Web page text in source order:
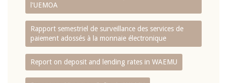
l'UEMOA
Rapport semestriel de surveillance des services de
paiement adossés à la monnaie électronique
Report on deposit and lending rates in WAEMU